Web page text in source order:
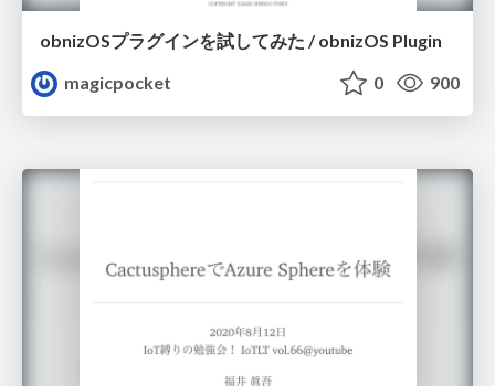
obnizOSプラグインを試してみた / obnizOS Plugin
magicpocket
0 900